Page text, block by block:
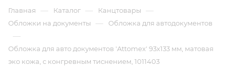
Главная — Каталог — Канцтовары —
Обложки на документы — Обложка для автодокументов
—
Обложка для авто документов 'Attomex' 93x133 мм, матовая
эко кожа, с конгревным тиснением, 1011403